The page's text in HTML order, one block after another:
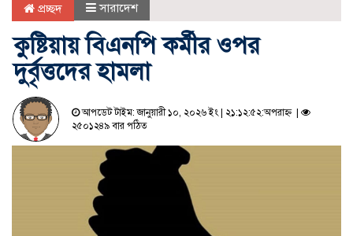
প্রচ্ছদ সারাদেশ
কুষ্টিয়ায় বিএনপি কর্মীর ওপর
দুর্বৃত্তদের হামলা
আপডেট টাইম: জানুয়ারী ১০, ২০২৬ ইং | ২১:১২:৫২:অপরাহ্ন |
২৫০১২৪৯ বার পঠিত